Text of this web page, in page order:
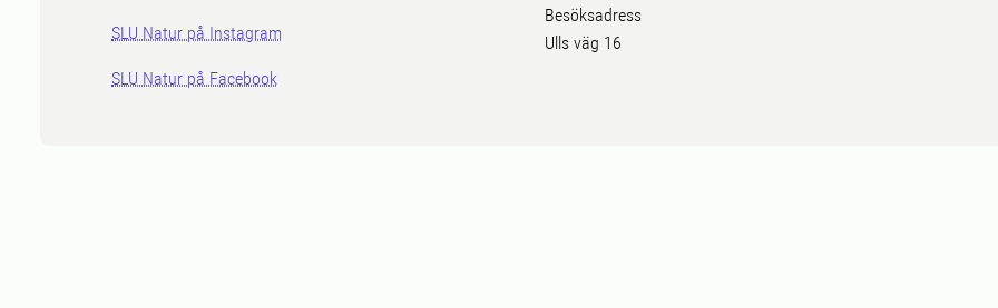
SLU Natur på Instagram
SLU Natur på Facebook
Besöksadress
Ulls väg 16